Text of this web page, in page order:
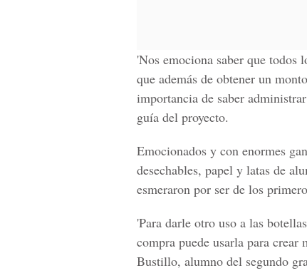
'Nos emociona saber que todos
que además de obtener un
importancia de saber
guía del proyecto.
Emocionados y con enormes
desechables, papel y latas de
esmeraron por ser de los
'Para darle otro uso a las
compra puede usarla para
Bustillo, alumno del segundo